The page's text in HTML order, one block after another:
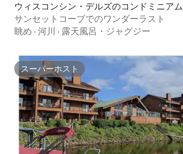
ウィスコンシン・デルズのコンドミニアム
サンセットコーブでのワンダーラスト
眺め · 河川 · 露天風呂・ジャグジー
スーパーホスト
スーパーホスト